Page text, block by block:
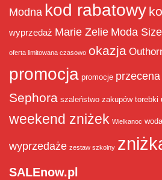
Modna kod rabatowy
wyprzedaż Marie Zelie Moda
oferta limitowana czasowo okazja
promocja promocje przecena
Sephora szaleństwo zakupów torebki
weekend zniżek Wielkanoc woda
wyprzedaże zestaw szkolny
SALEnow.pl